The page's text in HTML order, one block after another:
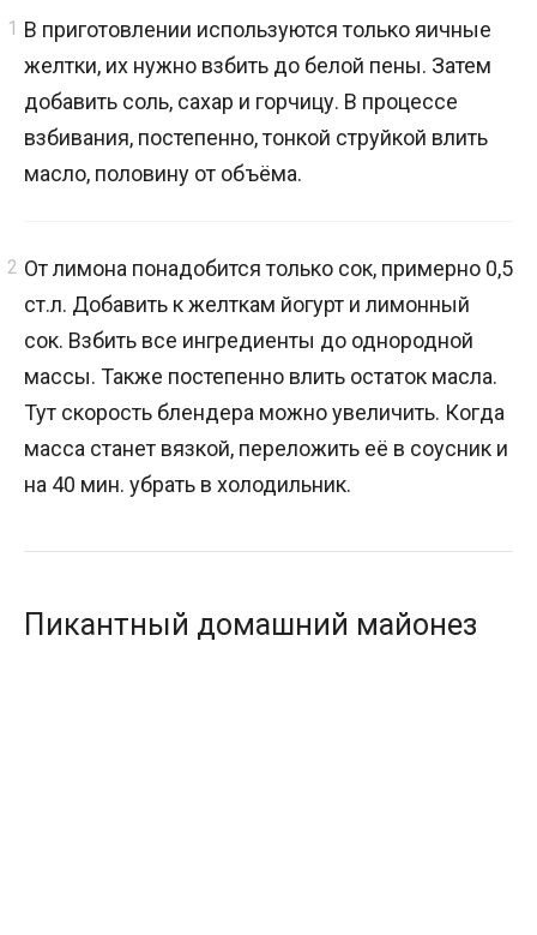
В приготовлении используются только яичные
желтки, их нужно взбить до белой пены. Затем
добавить соль, сахар и горчицу. В процессе
взбивания, постепенно, тонкой струйкой влить
масло, половину от объёма.
От лимона понадобится только сок, примерно 0,5
ст.л. Добавить к желткам йогурт и лимонный
сок. Взбить все ингредиенты до однородной
массы. Также постепенно влить остаток масла.
Тут скорость блендера можно увеличить. Когда
масса станет вязкой, переложить её в соусник и
на 40 мин. убрать в холодильник.
Пикантный домашний майонез